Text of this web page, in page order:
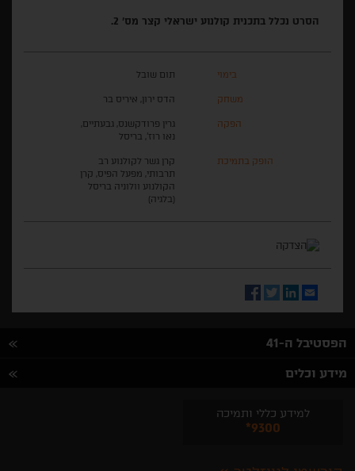
הסרט נכלל בתכנית קולנוע ישראלי קצר מס' 2.
בימוי תום שובל
משחק הדס ירון, איריס בר
הפקה
גרין פרודקשנס, גבעתיים,
נאו רוז', בריסל
הופק בתמיכת
קרן גשר לקולנוע רב
תרבותי, מפעל הפיס, קרן
הקולנוע וולוניה בריסל
(בלגיה)
Email
LinkedIn
Twitter
Facebook
הפסטיבל ה-41
מידע וכלים
למידע כללי ותמיכה
*9300